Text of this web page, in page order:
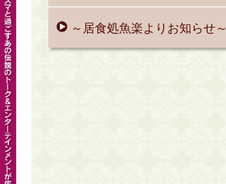
～居食処魚楽よりお知らせ～